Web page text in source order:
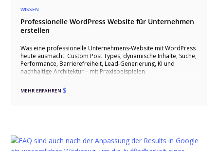
WISSEN
Professionelle WordPress Website für Unternehmen
erstellen
Was eine professionelle Unternehmens-Website mit WordPress
heute ausmacht: Custom Post Types, dynamische Inhalte, Suche,
Performance, Barrierefreiheit, Lead-Generierung, KI und
nachhaltige Architektur – mit Praxisbeispielen.
MEHR ERFAHREN$